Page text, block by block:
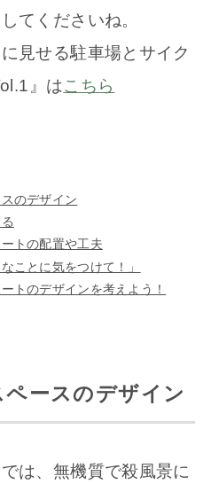
てくださいね。
見せる駐車場とサイク
』はこちら
のデザイン
トの配置や工夫
ことに気をつけて！」
トのデザインを考えよう！
ースのデザイン
は、無機質で殺風景に